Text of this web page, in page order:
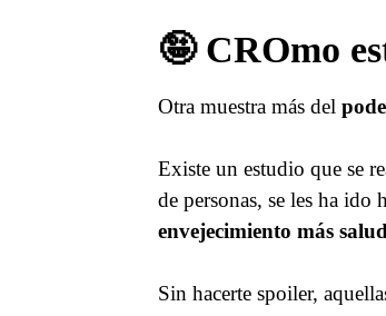
🤪 CROmo
Otra muestra más del
Existe un estudio que se
de personas, se les ha ido
envejecimiento más
Sin hacerte spoiler,